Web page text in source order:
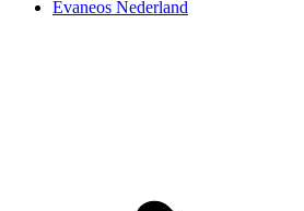
Evaneos Nederland